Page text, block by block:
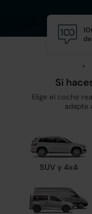
Si
Elige el coche
adapte
SUV y 4x4